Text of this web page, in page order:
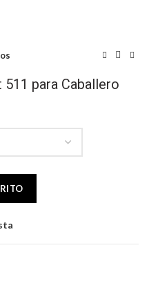
511 para Caballero